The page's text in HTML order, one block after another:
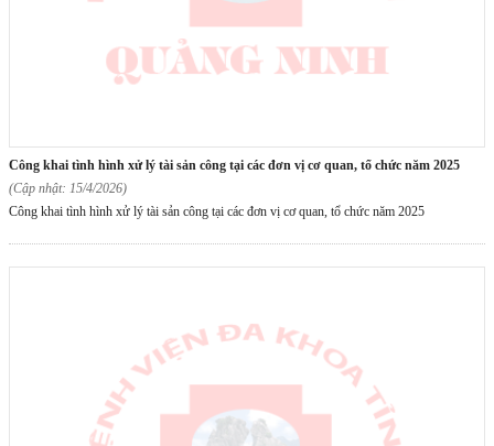
công khai tình hình xử lý tài sản công tại các đơn vị cơ quan, tổ chức năm 2025
(Cập nhật: 15/4/2026)
Công khai tình hình xử lý tài sản công tại các đơn vị cơ quan, tổ chức năm 2025